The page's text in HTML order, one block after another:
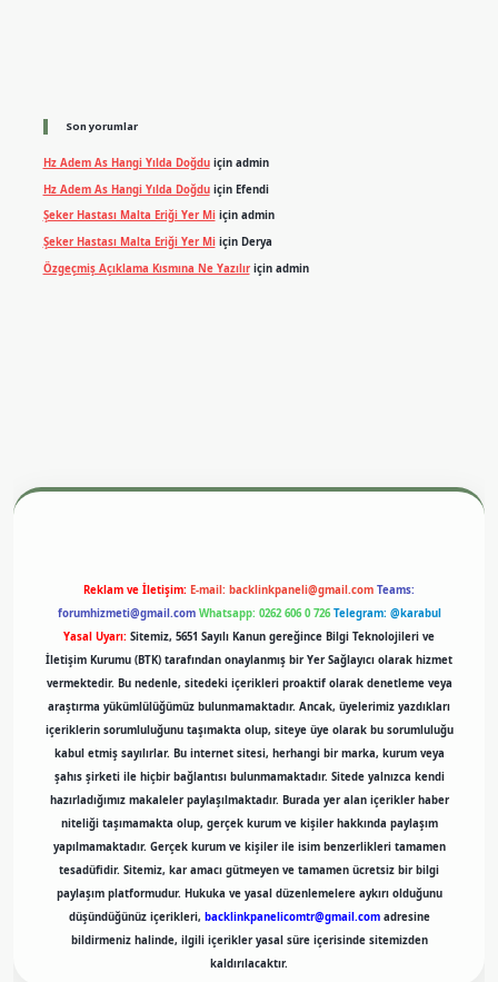
Son yorumlar
Hz Adem As Hangi Yılda Doğduiçin admin
Hz Adem As Hangi Yılda Doğduiçin Efendi
Şeker Hastası Malta Eriği Yer Miiçin admin
Şeker Hastası Malta Eriği Yer Miiçin Derya
Özgeçmiş Açıklama Kısmına Ne Yazılıriçin admin
Reklam ve İletişim: E-mail: backlinkpaneli@gmail.com Teams:
forumhizmeti@gmail.com Whatsapp: 0262 606 0 726 Telegram: @karabul
Yasal Uyarı: Sitemiz, 5651 Sayılı Kanun gereğince Bilgi Teknolojileri ve
İletişim Kurumu (BTK) tarafından onaylanmış bir Yer Sağlayıcı olarak hizmet
vermektedir. Bu nedenle, sitedeki içerikleri proaktif olarak denetleme veya
araştırma yükümlülüğümüz bulunmamaktadır. Ancak, üyelerimiz yazdıkları
içeriklerin sorumluluğunu taşımakta olup, siteye üye olarak bu sorumluluğu
kabul etmiş sayılırlar. Bu internet sitesi, herhangi bir marka, kurum veya
şahıs şirketi ile hiçbir bağlantısı bulunmamaktadır. Sitede yalnızca kendi
hazırladığımız makaleler paylaşılmaktadır. Burada yer alan içerikler haber
niteliği taşımamakta olup, gerçek kurum ve kişiler hakkında paylaşım
yapılmamaktadır. Gerçek kurum ve kişiler ile isim benzerlikleri tamamen
tesadüfidir. Sitemiz, kar amacı gütmeyen ve tamamen ücretsiz bir bilgi
paylaşım platformudur. Hukuka ve yasal düzenlemelere aykırı olduğunu
düşündüğünüz içerikleri, backlinkpanelicomtr@gmail.comadresine
bildirmeniz halinde, ilgili içerikler yasal süre içerisinde sitemizden
kaldırılacaktır.